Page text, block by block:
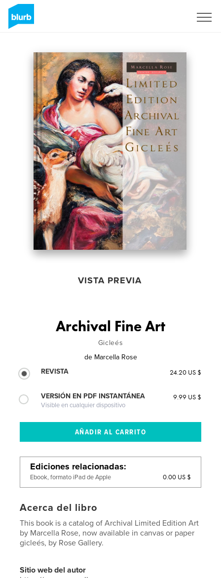
VISTA PREVIA
Archival Fine Art
Gicleés
de Marcella Rose
REVISTA
24.20 US $
VERSIÓN EN PDF INSTANTÁNEA
Visible en cualquier dispositivo
9.99 US $
Ediciones relacionadas
Ebook, formato iPad de Apple 0.00 US $
Acerca del libro
This book is a catalog of Archival Limited Edition Art
by Marcella Rose, now available in canvas or paper
gicleés, by Rose Gallery.
Sitio web del autor